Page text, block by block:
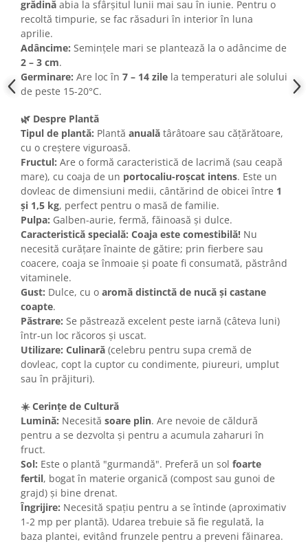
grădină abia la sfârșitul lunii mai sau în iunie. Pentru o
recoltă timpurie, se fac răsaduri în interior în luna
aprilie.
Adâncime: Semințele mari se plantează la o adâncime de
2 – 3 cm.
Germinare: Are loc în 7 – 14 zile la temperaturi ale solului
de peste 15-20°C.
🌿 Despre Plantă
Tipul de plantă: Plantă anuală târâtoare sau cățărătoare,
cu o creștere viguroasă.
Fructul: Are o formă caracteristică de lacrimă (sau ceapă
mare), cu coaja de un portocaliu-roșcat intens. Este un
dovleac de dimensiuni medii, cântărind de obicei între 1
și 1,5 kg, perfect pentru o masă de familie.
Pulpa: Galben-aurie, fermă, făinoasă și dulce.
Caracteristică specială: Coaja este comestibilă! Nu
necesită curățare înainte de gătire; prin fierbere sau
coacere, coaja se înmoaie și poate fi consumată, păstrând
vitaminele.
Gust: Dulce, cu o aromă distinctă de nucă și castane
coapte.
Păstrare: Se păstrează excelent peste iarnă (câteva luni)
într-un loc răcoros și uscat.
Utilizare: Culinară (celebru pentru supa cremă de
dovleac, copt la cuptor cu condimente, piureuri, umplut
sau în prăjituri).
☀️ Cerințe de Cultură
Lumină: Necesită soare plin. Are nevoie de căldură
pentru a se dezvolta și pentru a acumula zaharuri în
fruct.
Sol: Este o plantă "gurmandă". Preferă un sol foarte
fertil, bogat în materie organică (compost sau gunoi de
grajd) și bine drenat.
Îngrijire: Necesită spațiu pentru a se întinde (aproximativ
1-2 mp per plantă). Udarea trebuie să fie regulată, la
baza plantei, evitând frunzele pentru a preveni făinarea.